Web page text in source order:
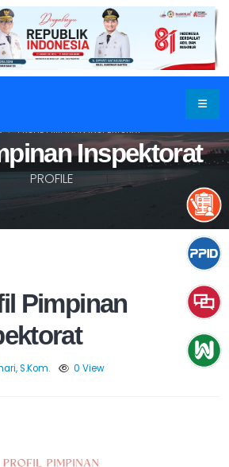
Inspektorat
PROFILE
PROFIL PIMPINAN INSPEKTORAT
Pimpinan
S.Kom. 0 View